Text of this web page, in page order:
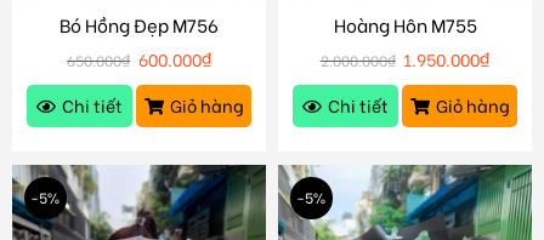
Bó Hồng Đẹp M756
650.000₫ 600.000₫
Chi tiết
Giỏ hàng
Hoàng Hôn M755
2.000.000₫ 1.950.000₫
Chi tiết
Giỏ hàng
-5% -5%